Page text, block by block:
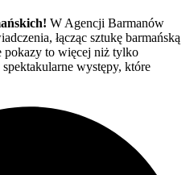
W Agencji Barmanów
łącząc sztukę barmańską
pokazy to więcej niż tylko
występy, które